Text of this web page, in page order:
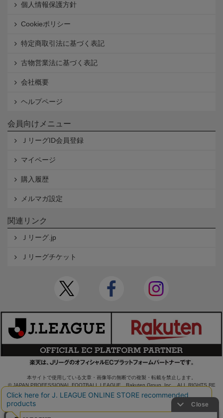
個人情報保護方針
Cookieポリシー
特定商取引法に基づく表記
古物営業法に基づく表記
会社概要
ヘルプページ
会員向けメニュー
ＪリーグID会員登録
マイページ
購入履歴
メルマガ設定
関連リンク
Ｊリーグ.jp
Ｊリーグチケット
本サイトで使用している文章・画像等の無断での複製・転載を禁止します。
© JAPAN PROFESSIONAL FOOTBALL LEAGUE Rakuten Group, Inc. ALL RIGHTS RE
SERVED.